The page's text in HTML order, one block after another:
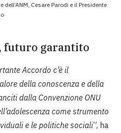
Cesare Parodi e il Presidente
futuro garantito
Accordo c’è il
della conoscenza e della
dalla Convenzione ONU
come strumento
e le politiche sociali”, ha